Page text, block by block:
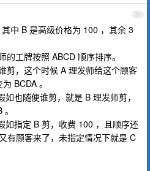
34
中 B 是高级价格为 100 ，其余 3
工牌按照 ABCD 顺序排序。
剪，这个时候 A 理发师给这个顾客
BCDA 。
也随便谁剪，就是 B 理发师剪，
如指定 B 剪，收费 100 ，且顺序还
有顾客来了，未指定情况下就是 C